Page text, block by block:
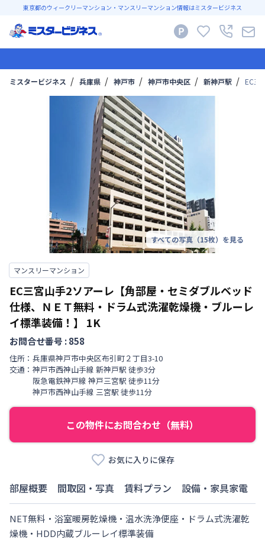
東京都のウィークリーマンション・マンスリーマンション情報はミスタービジネス
ミスタービジネス 兵庫県 神戸市 神戸市中央区 新神戸駅 EC三
すべての写真（15枚）を見る
マンスリーマンション
EC三宮山手2ソアーレ【角部屋・セミダブルベッド
仕様、ＮＥＴ無料・ドラム式洗濯乾燥機・ブルーレ
イ標準装備！】
1K
お問合せ番号 :858
住所： 兵庫県神戸市中央区布引町２丁目3-10
交通： 神戸市西神山手線 新神戸駅 徒歩3分
阪急電鉄神戸線 神戸三宮駅 徒歩11分
神戸市西神山手線 三宮駅 徒歩11分
この物件にお問合わせ（無料）
お気に入りに保存
部屋概要 間取図・写真 賃料プラン 設備・家具家電
NET無料・浴室暖房乾燥機・温水洗浄便座・ドラム式洗濯乾
燥機・HDD内蔵ブルーレイ標準装備